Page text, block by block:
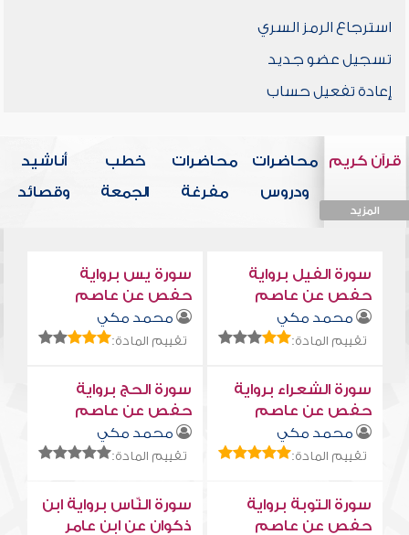
استرجاع الرمز السري
تسجيل عضو جديد
إعادة تفعيل حساب
قرآن كريم
المزيد
محاضرات
ودروس
محاضرات
مفرغة
خطب
الجمعة
أناشيد
وقصائد
سورة الفيل برواية
حفص عن عاصم
محمد مكي
تقييم المادة:
سورة يس برواية
حفص عن عاصم
محمد مكي
تقييم المادة:
سورة الشعراء برواية
حفص عن عاصم
محمد مكي
تقييم المادة:
سورة الحج برواية
حفص عن عاصم
محمد مكي
تقييم المادة:
سورة التوبة برواية
حفص عن عاصم
سورة النّاس برواية ابن
ذكوان عن ابن عامر